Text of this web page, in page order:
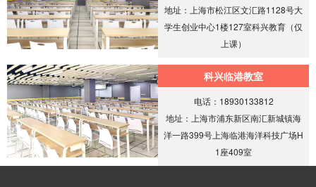
地址：上海市松江区文汇路1128号大
学生创业中心1楼127室科兴教育（仅
上课）
科兴临港教室
电话：18930133812
地址：上海市浦东新区南汇新城镇海
洋一路399号上海临港海洋科技广场H
1座409室